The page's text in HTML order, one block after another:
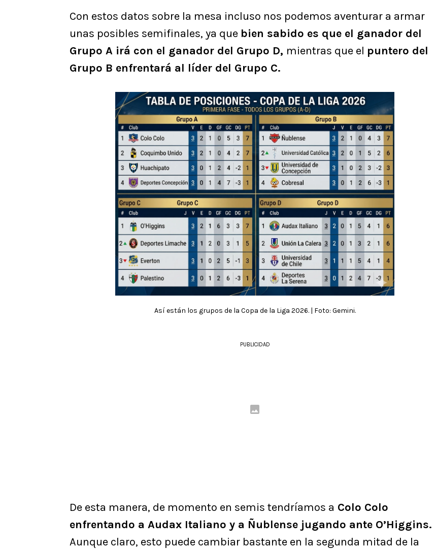
Con estos datos sobre la mesa incluso nos podemos aventurar a armar
unas posibles semifinales, ya que bien sabido es que el ganador del
Grupo A irá con el ganador del Grupo D, mientras que el puntero del
Grupo B enfrentará al líder del Grupo C.
Así están los grupos de la Copa de la Liga 2026. | Foto: Gemini.
PUBLICIDAD
De esta manera, de momento en semis tendríamos a Colo Colo
enfrentando a Audax Italiano y a Ñublense jugando ante O’Higgins.
Aunque claro, esto puede cambiar bastante en la segunda mitad de la